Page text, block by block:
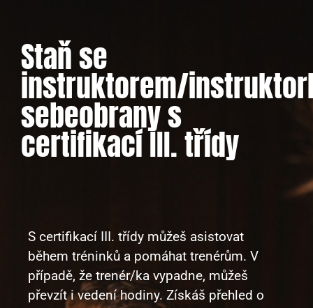
Staň se
instruktorem/
sebeobrany s
certifikací III. třídy
S certifikací III. třídy můžeš asistovat
během tréninků a pomáhat trenérům. V
případě, že trenér/ka vypadne, můžeš
převzít i vedení hodiny. Získáš přehled o